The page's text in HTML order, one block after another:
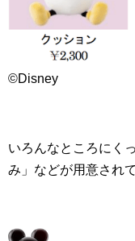
©Disney
いろんなところにく
み」などが用意され